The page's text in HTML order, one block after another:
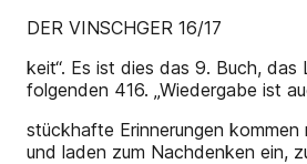
DER VINSCHGER 16/17
keit“. Es ist dies das 9. Buch,
folgenden 416. „Wiedergabe ist
stückhafte Erinnerungen
und laden zum Nachdenken ein,